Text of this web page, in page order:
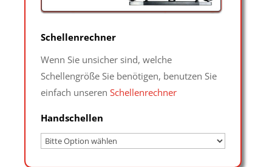
Schellenrechner
Wenn Sie unsicher sind, welche
Schellengröße Sie benötigen, benutzen Sie
einfach unseren Schellenrechner
Handschellen